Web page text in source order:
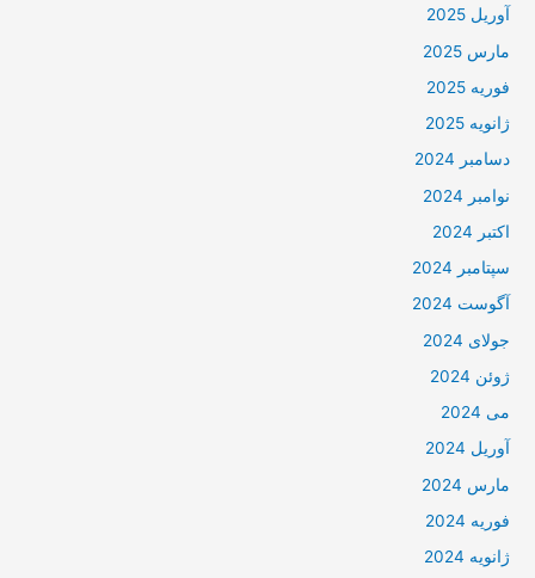
آوریل 2025
مارس 2025
فوریه 2025
ژانویه 2025
دسامبر 2024
نوامبر 2024
اکتبر 2024
سپتامبر 2024
آگوست 2024
جولای 2024
ژوئن 2024
می 2024
آوریل 2024
مارس 2024
فوریه 2024
ژانویه 2024